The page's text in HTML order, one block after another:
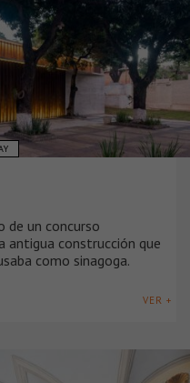
de un concurso
antigua construcción que
como sinagoga.
VER +